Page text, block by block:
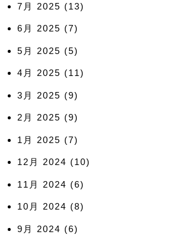
7月 2025 (13)
6月 2025 (7)
5月 2025 (5)
4月 2025 (11)
3月 2025 (9)
2月 2025 (9)
1月 2025 (7)
12月 2024 (10)
11月 2024 (6)
10月 2024 (8)
9月 2024 (6)